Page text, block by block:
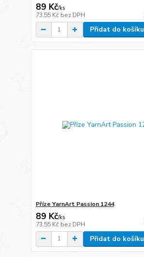
89 Kč/ks
73,55 Kč bez DPH
Přidat do košíku
Příze YarnArt Passion 1244
89 Kč/ks
73,55 Kč bez DPH
Přidat do košíku